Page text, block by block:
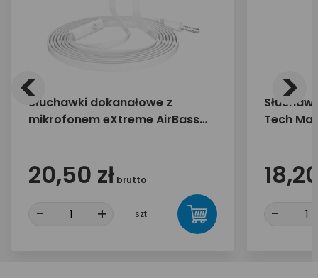
Słuchawki dokanałowe z
mikrofonem eXtreme AirBass
20,50 zł brutto
- + szt.
Tech
-
< >